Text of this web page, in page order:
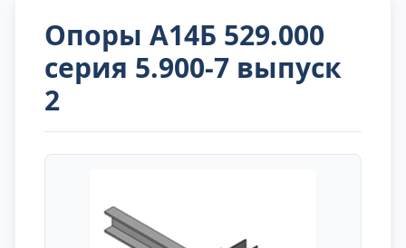
Опоры А14Б 529.000
серия 5.900-7 выпуск
2